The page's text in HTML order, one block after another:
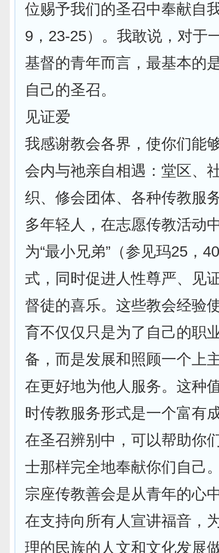
位赐予我们的圣召中奉献自
9，23-25）。我敢说，对于
基督的青年而言，最基本的
自己的圣召。
见证爱
我感谢教会各界，使你们能
会内与祂亲自相遇：堂区、
织、修会团体、各种传教服
多年轻人，在志愿传教活动
为“最小兄弟”（参见玛25，
式，同时促进人性尊严、见
督徒的喜乐。这些教会经验
育不仅仅只是为了自己的职
备，而是发展和照顾一个上
在更好地为他人服务。这种
时传教服务形式是一个富有
在圣召辨别中，可以帮助你
士那样完全地奉献你们自己
宗座传教善会是从青年的心
在支持向所有人宣讲福音，
理的民族的人文和文化发展